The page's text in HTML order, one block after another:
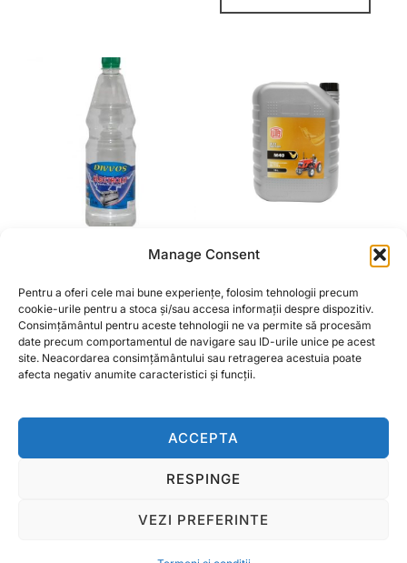
Manage Consent
Pentru a oferi cele mai bune experiențe, folosim tehnologii precum
cookie-urile pentru a stoca și/sau accesa informații despre dispozitiv.
Consimțământul pentru aceste tehnologii ne va permite să procesăm
date precum comportamentul de navigare sau ID-urile unice pe acest
site. Neacordarea consimțământului sau retragerea acestuia poate
afecta negativ anumite caracteristici și funcții.
ACCEPTA
RESPINGE
VEZI PREFERINTE
DIVVOS ELECTROLIT
15,00lei
ADAUGĂ ÎN COȘ
ULEI MOTOR THOR
CITEȘTE MAI MULT
Copyright © 2026 Ralcom Utilaje Agricole